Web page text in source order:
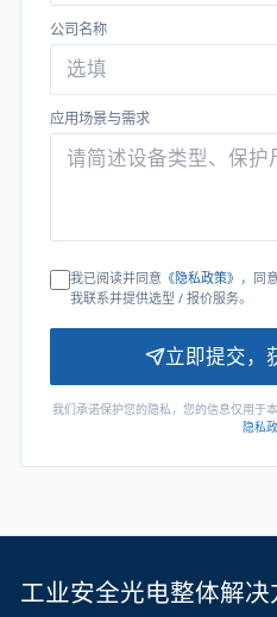
公司名称
应用场景与需求
我已阅读并同意《隐私政策》 ，同
我联系并提供选型 / 报价服务。
立即提交，
我们承诺保护您的隐私，您的信息仅用于
隐私
工业安全光电整体解决